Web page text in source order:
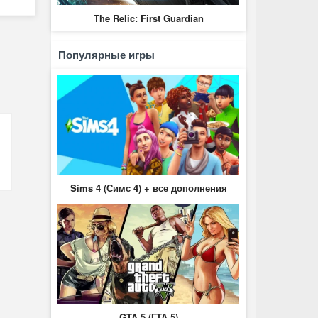
The Relic: First Guardian
Популярные игры
Sims 4 (Симс 4) + все дополнения